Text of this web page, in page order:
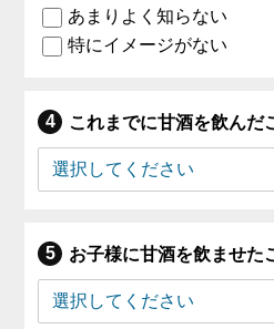
あまりよく知らない
特にイメージがない
これまでに甘酒を飲んだ
お子様に甘酒を飲ませた